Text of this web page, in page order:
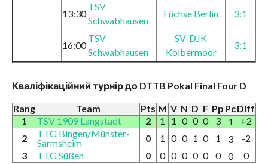
13:30
TSV
Schwabhausen
Füchse Berlin 3:1
16:00
TSV
Schwabhausen
SV-DJK
Kolbermoor
3:1
Кваліфікаційний турнір до DTTB Pokal Final Four D
Rang
Team Pts M V N D F Pp PcDiff
1
TSV 1909 Langstadt 2 1 1 0 0 0 3 1
+2
2
TTG Bingen/Münster-
Sarmsheim
0 1 0 0 1 0 1 3
-2
3
TTG Süßen 0 0 0 0 0 0 0 0 0